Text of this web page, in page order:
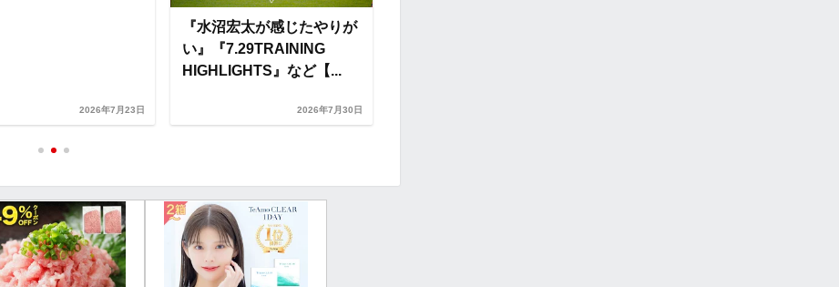
2026年7月30日
『U-21チーム始動動画』
『夏キャンプレポート動画
Vol.4』など【浦和レッズ
2026年7月20日